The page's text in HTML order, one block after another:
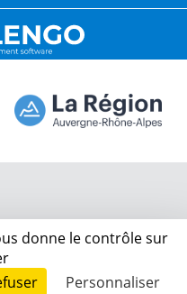
donne le contrôle sur
Personnaliser